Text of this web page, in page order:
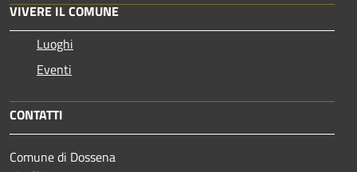
VIVERE IL COMUNE
Luoghi
Eventi
CONTATTI
Comune di Dossena